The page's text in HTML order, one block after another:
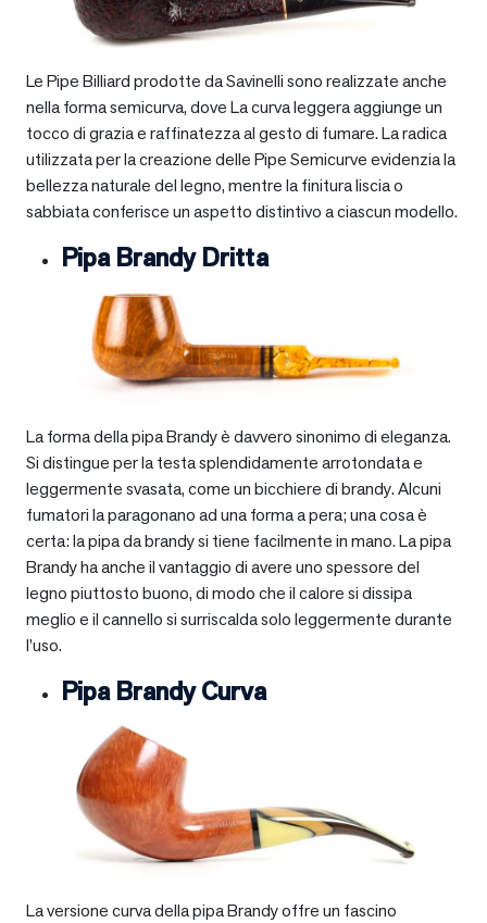
Le Pipe Billiard prodotte da Savinelli sono realizzate anche
nella forma semicurva, dove La curva leggera aggiunge un
tocco di grazia e raffinatezza al gesto di fumare. La radica
utilizzata per la creazione delle Pipe Semicurve evidenzia la
bellezza naturale del legno, mentre la finitura liscia o
sabbiata conferisce un aspetto distintivo a ciascun modello.
Pipa Brandy Dritta
La forma della pipa Brandy è davvero sinonimo di eleganza.
Si distingue per la testa splendidamente arrotondata e
leggermente svasata, come un bicchiere di brandy. Alcuni
fumatori la paragonano ad una forma a pera; una cosa è
certa: la pipa da brandy si tiene facilmente in mano. La pipa
Brandy ha anche il vantaggio di avere uno spessore del
legno piuttosto buono, di modo che il calore si dissipa
meglio e il cannello si surriscalda solo leggermente durante
l’uso.
Pipa Brandy Curva
La versione curva della pipa Brandy offre un fascino